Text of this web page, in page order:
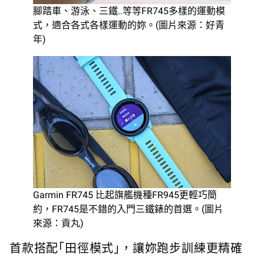
腳踏車、游泳、三鐵..等等FR745多樣的運動模
式，適合各式各樣運動的妳。(圖片來源：好青
年)
Garmin FR745 比起旗艦機種FR945更輕巧簡
約，FR745是不錯的入門三鐵錶的首選。(圖片
來源：貢丸)
首款搭配｢田徑模式｣，讓妳跑步訓練更精確